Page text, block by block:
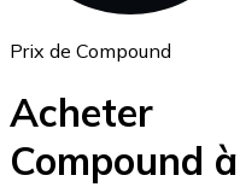
Prix de Compound
Acheter
Compound